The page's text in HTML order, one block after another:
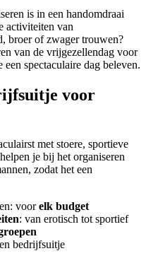
is in een handomdraai
activiteiten van
broer of zwager trouwen?
van de vrijgezellendag voor
spectaculaire dag beleven.
voor
met stoere, sportieve
je bij het organiseren
zodat het een
voorelk budget
: van erotisch tot sportief
bedrijfsuitje